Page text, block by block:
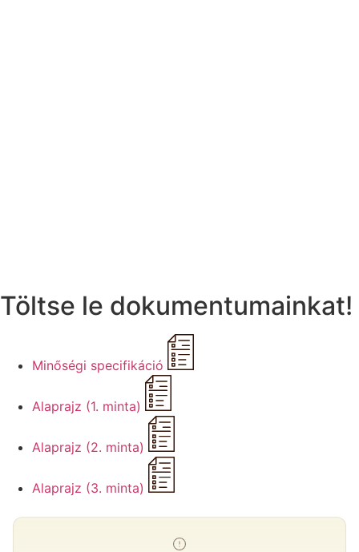
Töltse le dokumentumainkat!
Minőségi specifikáció
Alaprajz (1. minta)
Alaprajz (2. minta)
Alaprajz (3. minta)